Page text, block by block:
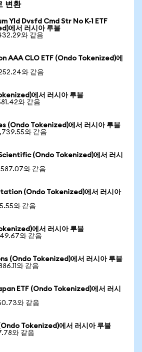
변환
Yld Dvsfd Cmd Str No K-1 ETF
에서 러시아 루블
와 같음
AAA CLO ETF (Ondo Tokenized)에
와 같음
에서 러시아 루블
와 같음
(Ondo Tokenized)에서 러시아 루블
와 같음
(Ondo Tokenized)에서 러시
와 같음
(Ondo Tokenized)에서 러시아
와 같음
에서 러시아 루블
와 같음
(Ondo Tokenized)에서 러시아 루블
와 같음
ETF (Ondo Tokenized)에서 러시
와 같음
Tokenized)에서 러시아 루블
와 같음